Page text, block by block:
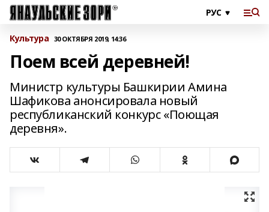
Культура 30 ОКТЯБРЯ 2019, 14:36
Поем всей деревней!
Министр культуры Башкирии Амина
Шафикова анонсировала новый
республиканский конкурс «Поющая
деревня».